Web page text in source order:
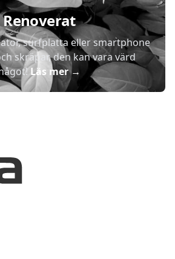
Renoverat
surfplatta eller smartphone
skräpar, den kan vara värd
Läs mer→